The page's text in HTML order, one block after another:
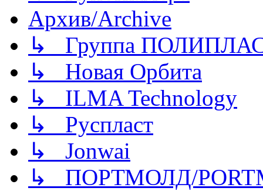
Архив/Archive
↳ Группа
↳ Новая Орбита
↳ ILMA Technology
↳ Руспласт
↳ Jonwai
↳ ПОРТМОЛД/